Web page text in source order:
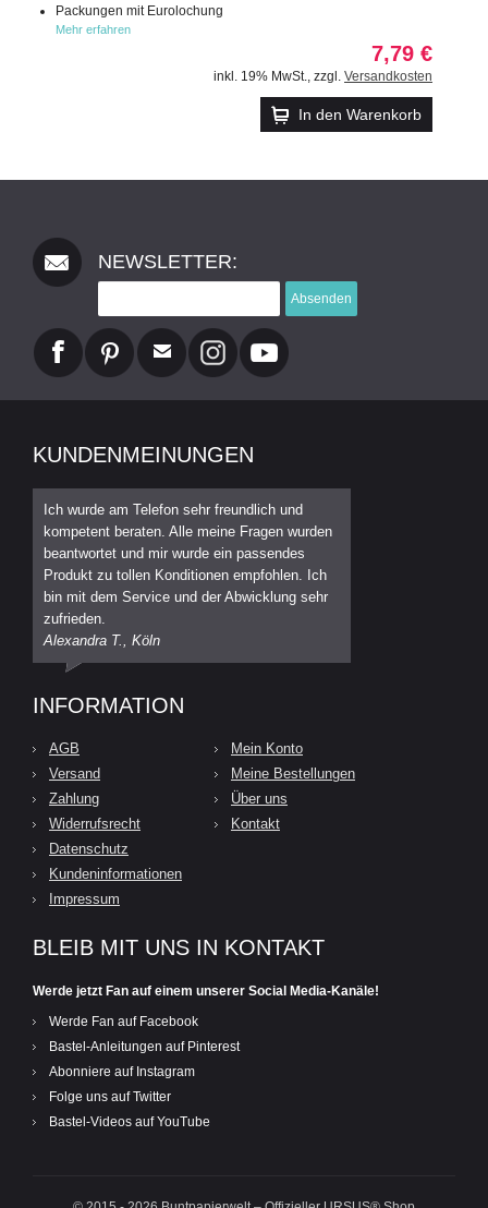
Packungen mit Eurolochung
Mehr erfahren
7,79 €
inkl. 19% MwSt. zzgl. Versandkosten
In den Warenkorb
NEWSLETTER:
Absenden
KUNDENMEINUNGEN
Ich wurde am Telefon sehr freundlich und
kompetent beraten. Alle meine Fragen wurden
beantwortet und mir wurde ein passendes
Produkt zu tollen Konditionen empfohlen. Ich
bin mit dem Service und der Abwicklung sehr
zufrieden.
Alexandra T., Köln
INFORMATION
AGB
Versand
Zahlung
Widerrufsrecht
Datenschutz
Kundeninformationen
Impressum
Mein Konto
Meine Bestellungen
Über uns
Kontakt
BLEIB MIT UNS IN KONTAKT
Werde jetzt Fan auf einem unserer Social Media-Kanäle!
Werde Fan auf Facebook
Bastel-Anleitungen auf Pinterest
Abonniere auf Instagram
Folge uns auf Twitter
Bastel-Videos auf YouTube